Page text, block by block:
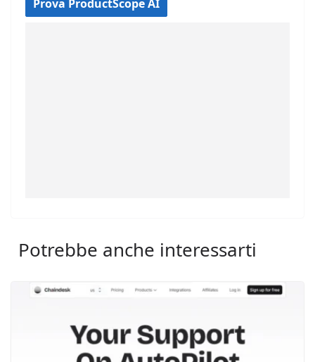
Prova ProductScope AI
Potrebbe anche interessarti